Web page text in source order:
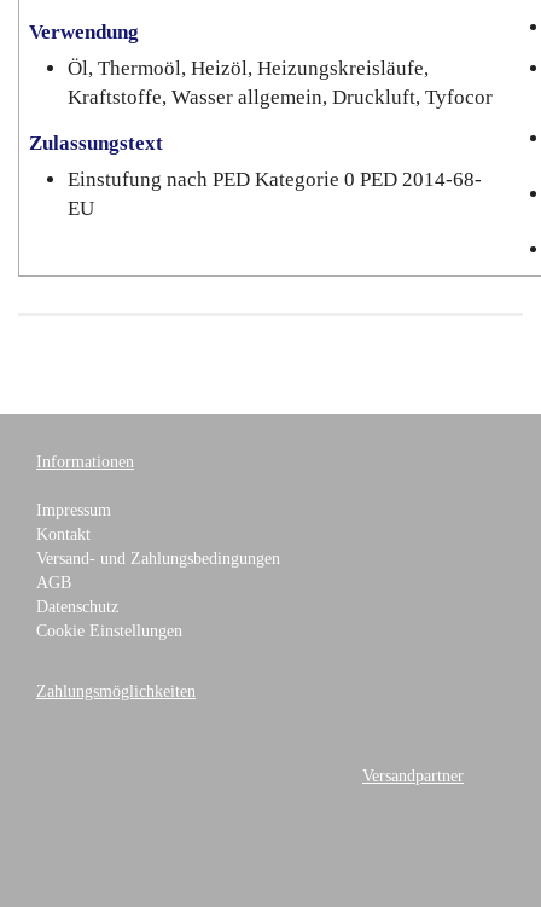
Verwendung
Öl, Thermoöl, Heizöl, Heizungskreisläufe,
Kraftstoffe, Wasser allgemein, Druckluft, Tyfocor
Zulassungstext
Einstufung nach PED Kategorie 0 PED 2014-68-
EU
Informationen
Impressum
Kontakt
Versand- und Zahlungsbedingungen
AGB
Datenschutz
Cookie Einstellungen
Zahlungsmöglichkeiten
Versandpartner